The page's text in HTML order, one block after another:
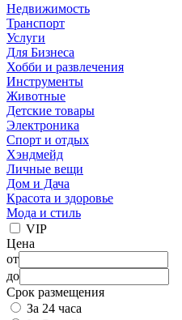
Недвижимость
Транспорт
Услуги
Для Бизнеса
Хобби и развлечения
Инструменты
Животные
Детские товары
Электроника
Спорт и отдых
Хэндмейд
Личные вещи
Дом и Дача
Красота и здоровье
Мода и стиль
VIP
Цена
от
до
Срок размещения
За 24 часа